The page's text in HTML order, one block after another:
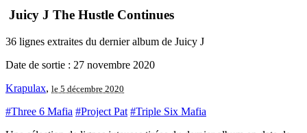
Juicy J The Hustle Continues
36 lignes extraites du dernier album de Juicy J
Date de sortie : 27 novembre 2020
Krapulax, le 5 décembre 2020
#Three 6 Mafia #Project Pat #Triple Six Mafia